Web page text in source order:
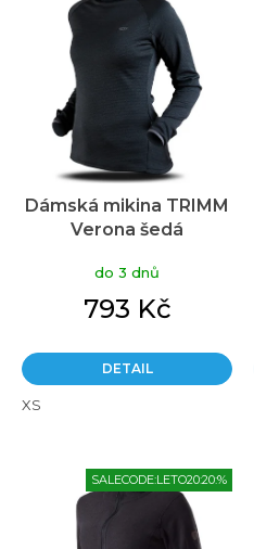
Dámská mikina TRIMM
Verona šedá
do 3 dnů
793 Kč
DETAIL
XS
SALECODE:LETO20:20:%